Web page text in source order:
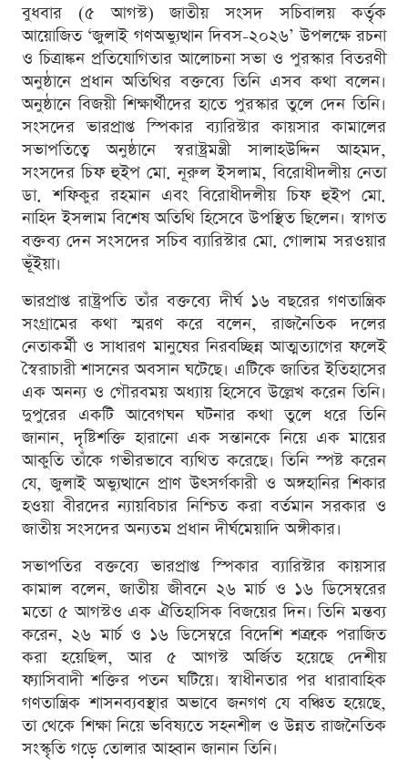
বুধবার (৫ আগস্ট) জাতীয় সংসদ সচিবালয় কর্তৃক
আয়োজিত ‘জুলাই গণঅভ্যুত্থান দিবস-২০২৬’ উপলক্ষে রচনা
ও চিত্রাঙ্কন প্রতিযোগিতার আলোচনা সভা ও পুরস্কার বিতরণী
অনুষ্ঠানে প্রধান অতিথির বক্তব্যে তিনি এসব কথা বলেন।
অনুষ্ঠানে বিজয়ী শিক্ষার্থীদের হাতে পুরস্কার তুলে দেন তিনি।
সংসদের ভারপ্রাপ্ত স্পিকার ব্যারিস্টার কায়সার কামালের
সভাপতিত্বে অনুষ্ঠানে স্বরাষ্ট্রমন্ত্রী সালাহউদ্দিন আহমদ,
সংসদের চিফ হুইপ মো. নূরুল ইসলাম, বিরোধীদলীয় নেতা
ডা. শফিকুর রহমান এবং বিরোধীদলীয় চিফ হুইপ মো.
নাহিদ ইসলাম বিশেষ অতিথি হিসেবে উপস্থিত ছিলেন। স্বাগত
বক্তব্য দেন সংসদের সচিব ব্যারিস্টার মো. গোলাম সরওয়ার
ভূঁইয়া।
ভারপ্রাপ্ত রাষ্ট্রপতি তাঁর বক্তব্যে দীর্ঘ ১৬ বছরের গণতান্ত্রিক
সংগ্রামের কথা স্মরণ করে বলেন, রাজনৈতিক দলের
নেতাকর্মী ও সাধারণ মানুষের নিরবচ্ছিন্ন আত্মত্যাগের ফলেই
স্বৈরাচারী শাসনের অবসান ঘটেছে। এটিকে জাতির ইতিহাসের
এক অনন্য ও গৌরবময় অধ্যায় হিসেবে উল্লেখ করেন তিনি।
দুপুরের একটি আবেগঘন ঘটনার কথা তুলে ধরে তিনি
জানান, দৃষ্টিশক্তি হারানো এক সন্তানকে নিয়ে এক মায়ের
আকুতি তাঁকে গভীরভাবে ব্যথিত করেছে। তিনি স্পষ্ট করেন
যে, জুলাই অভ্যুত্থানে প্রাণ উৎসর্গকারী ও অঙ্গহানির শিকার
হওয়া বীরদের ন্যায়বিচার নিশ্চিত করা বর্তমান সরকার ও
জাতীয় সংসদের অন্যতম প্রধান দীর্ঘমেয়াদি অঙ্গীকার।
সভাপতির বক্তব্যে ভারপ্রাপ্ত স্পিকার ব্যারিস্টার কায়সার
কামাল বলেন, জাতীয় জীবনে ২৬ মার্চ ও ১৬ ডিসেম্বরের
মতো ৫ আগস্টও এক ঐতিহাসিক বিজয়ের দিন। তিনি মন্তব্য
করেন, ২৬ মার্চ ও ১৬ ডিসেম্বরে বিদেশি শত্রুকে পরাজিত
করা হয়েছিল, আর ৫ আগস্ট অর্জিত হয়েছে দেশীয়
ফ্যাসিবাদী শক্তির পতন ঘটিয়ে। স্বাধীনতার পর ধারাবাহিক
গণতান্ত্রিক শাসনব্যবস্থার অভাবে জনগণ যে বঞ্চিত হয়েছে,
তা থেকে শিক্ষা নিয়ে ভবিষ্যতে সহনশীল ও উন্নত রাজনৈতিক
সংস্কৃতি গড়ে তোলার আহ্বান জানান তিনি।